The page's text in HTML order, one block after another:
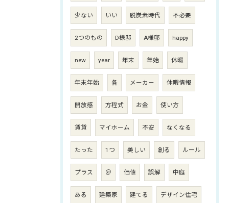
少ない いい 脱炭素時代 不必要
2つのもの D様邸 A様邸 happy
new year 年末 年始 休暇
年末年始 各 メーカー 休暇情報
開放感 方程式 お金 使い方
賃貸 マイホーム 不安 なくなる
たった 1つ 美しい 創る ルール
プラス ＠ 価値 誤解 中庭
ある 建築家 建てる デザイン住宅